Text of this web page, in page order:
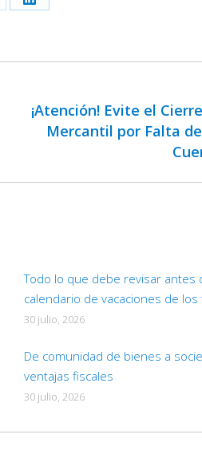
Share
LinkedIn
Publicación
¡Atención! Evite el
Mercantil por Falta
Todo lo que debe revisar antes
calendario de vacaciones de
30 julio, 2026
De comunidad de bienes a
ventajas fiscales
30 julio, 2026